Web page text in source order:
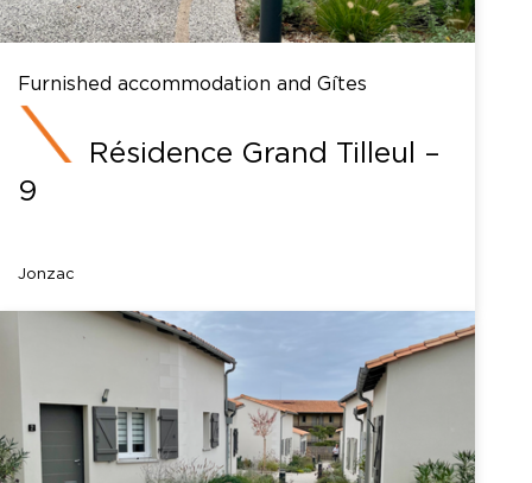
Furnished accommodation and Gîtes
Résidence Grand Tilleul –
9
Jonzac